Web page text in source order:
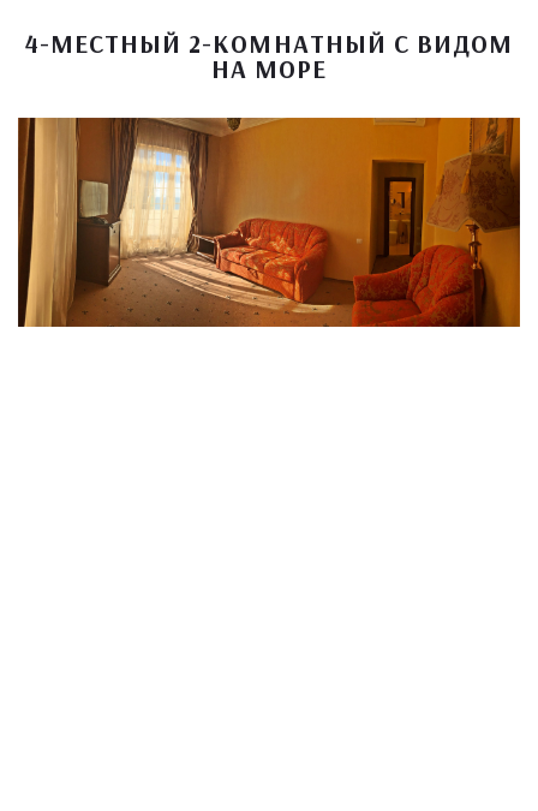
4-МЕСТНЫЙ 2-КОМНАТНЫЙ С ВИДОМ
НА МОРЕ